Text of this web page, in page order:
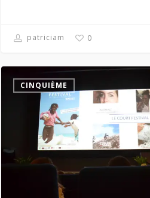
patriciam 0
CINQUIÈME